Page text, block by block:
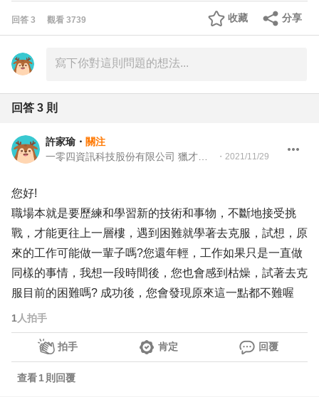
回答 3 觀看 3739 分享
收藏
回答 3 則
許家瑜 ・ 關注
・ 2021/11/29
您好!
職場本就是要歷練和學習新的技術和事物，不斷地接受挑
戰，才能更往上一層樓，遇到困難就學著去克服，試想，原
來的工作可能做一輩子嗎?您還年輕，工作如果只是一直做
同樣的事情，我想一段時間後，您也會感到枯燥，試著去克
服目前的困難嗎? 成功後，您會發現原來這一點都不難喔
1 人拍手
拍手 肯定 回覆
查看1 則回覆